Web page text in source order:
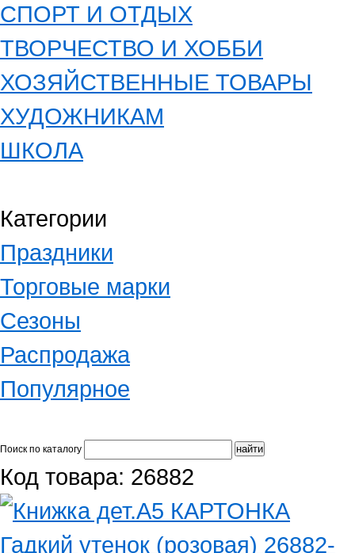
СПОРТ И ОТДЫХ
ТВОРЧЕСТВО И ХОББИ
ХОЗЯЙСТВЕННЫЕ ТОВАРЫ
ХУДОЖНИКАМ
ШКОЛА
Категории
Праздники
Торговые марки
Сезоны
Распродажа
Популярное
Поиск по каталогу
Код товара: 26882